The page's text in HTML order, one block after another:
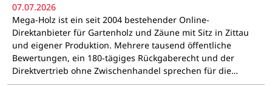
07.07.2026
Mega-Holz ist ein seit 2004 bestehender Online-
Direktanbieter für Gartenholz und Zäune mit Sitz in Zittau
und eigener Produktion. Mehrere tausend öffentliche
Bewertungen, ein 180-tägiges Rückgaberecht und der
Direktvertrieb ohne Zwischenhandel sprechen für die…